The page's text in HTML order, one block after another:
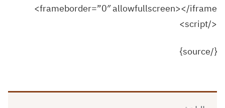
frameborder=”0″ allowfullscreen></iframe>
</script>